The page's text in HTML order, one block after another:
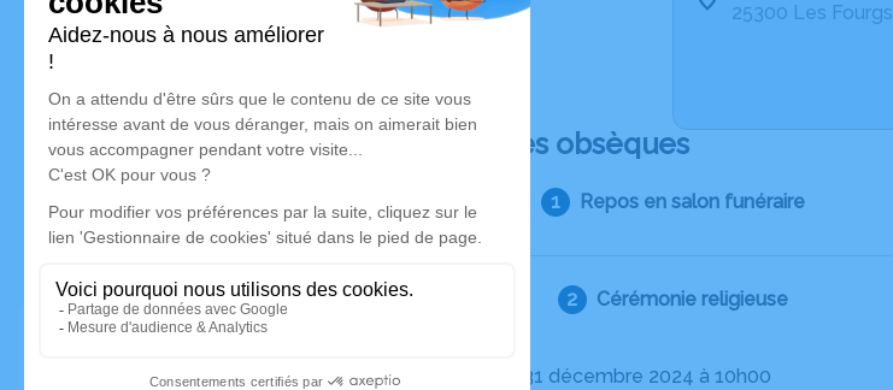
25300 Les Fourgs
Déroulé des obsèques
Repos en salon funéraire
Cérémonie religieuse
Le mardi 31 décembre 2024 à 10h00